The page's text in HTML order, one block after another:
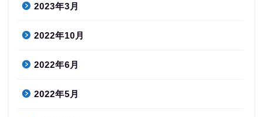
2023年3月
2022年10月
2022年6月
2022年5月